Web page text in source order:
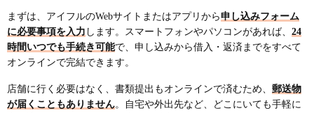
まずは、アイフルのWebサイトまたはアプリから申し込みフォーム
に必要事項を入力 します。スマートフォンやパソコンがあれば、 24
時間いつでも手続き可能で、申し込みから借入・返済までをすべて
オンラインで完結できます。
店舗に行く必要はなく、書類提出もオンラインで済むため、 郵送物
が届くこともありません。自宅や外出先など、どこにいても手軽に